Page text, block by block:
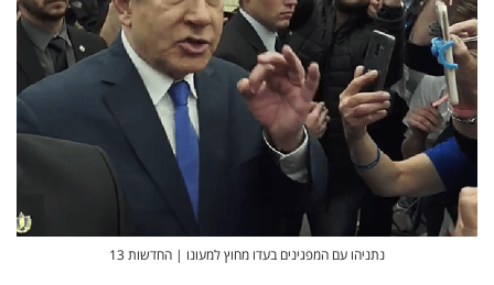
נתניהו עם המפגינים בעדו מחוץ למעונו | החדשות 13